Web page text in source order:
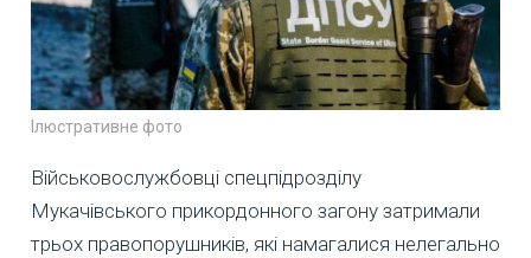
Ілюстративне фото
Військовослужбовці спецпідрозділу
Мукачівського прикордонного загону затримали
трьох правопорушників, які намагалися нелегально